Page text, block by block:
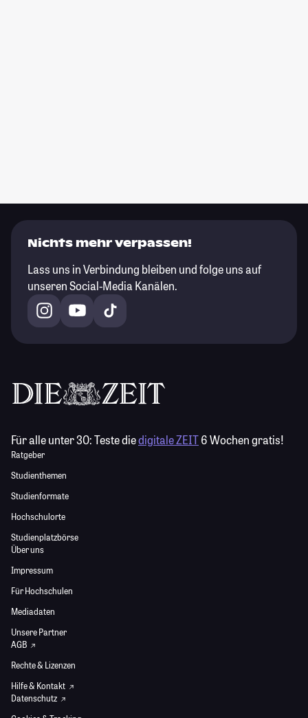
Nichts mehr verpassen!
Lass uns in Verbindung bleiben und folge uns auf
unseren Social-Media Kanälen.
Für alle unter 30:Teste diedigitale ZEIT6 Wochen gratis!
Ratgeber
Studienthemen
Studienformate
Hochschulorte
Studienplatzbörse
Über uns
Impressum
Für Hochschulen
Mediadaten
Unsere Partner
AGB
Rechte & Lizenzen
Hilfe & Kontakt
Datenschutz